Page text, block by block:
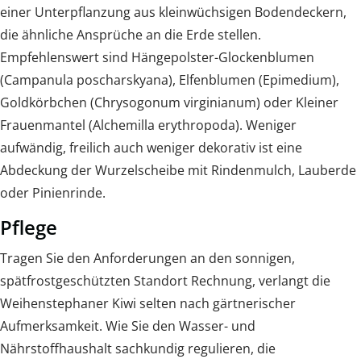
einer Unterpflanzung aus kleinwüchsigen Bodendeckern,
die ähnliche Ansprüche an die Erde stellen.
Empfehlenswert sind Hängepolster-Glockenblumen
(Campanula poscharskyana), Elfenblumen (Epimedium),
Goldkörbchen (Chrysogonum virginianum) oder Kleiner
Frauenmantel (Alchemilla erythropoda). Weniger
aufwändig, freilich auch weniger dekorativ ist eine
Abdeckung der Wurzelscheibe mit Rindenmulch, Lauberde
oder Pinienrinde.
Pflege
Tragen Sie den Anforderungen an den sonnigen,
spätfrostgeschützten Standort Rechnung, verlangt die
Weihenstephaner Kiwi selten nach gärtnerischer
Aufmerksamkeit. Wie Sie den Wasser- und
Nährstoffhaushalt sachkundig regulieren, die